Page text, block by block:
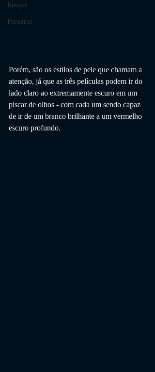
Roupas
Presentes
Porém, são os estilos de pele que chamam a
atenção, já que as três películas podem ir do
lado claro ao extremamente escuro em um
piscar de olhos - com cada um sendo capaz
de ir de um branco brilhante a um vermelho
escuro profundo.